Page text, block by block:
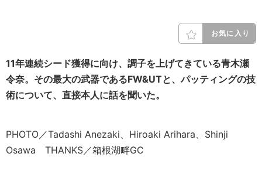
お気に入り
11年連続シード獲得に向け、調子を上げてきている青木瀬
令奈。その最大の武器であるFW&UTと、パッティングの技
術について、直接本人に話を聞いた。
PHOTO／Tadashi Anezaki、Hiroaki Arihara、Shinji
Osawa THANKS／箱根湖畔GC